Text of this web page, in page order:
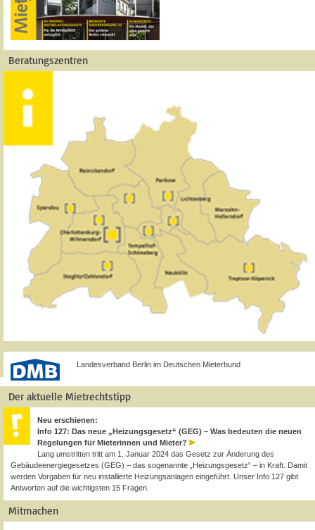
Beratungszentren
Landesverband Berlin im Deutschen Mieterbund
Der aktuelle Mietrechtstipp
Neu erschienen:
Info 127: Das neue „Heizungsgesetz“ (GEG) – Was bedeuten die neuen
Regelungen für Mieterinnen und Mieter?
Lang umstritten tritt am 1. Januar 2024 das Gesetz zur Änderung des
Gebäudeenergiegesetzes (GEG) – das sogenannte „Heizungsgesetz“ – in Kraft. Damit
werden Vorgaben für neu installierte Heizungsanlagen eingeführt. Unser Info 127 gibt
Antworten auf die wichtigsten 15 Fragen.
Mitmachen